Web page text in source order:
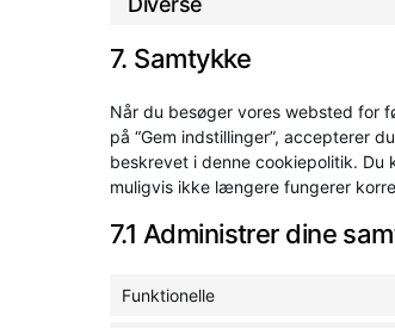
7. Samtykke
Når du besøger vores websted for
på “Gem indstillinger”, accepterer
beskrevet i denne cookiepolitik.
muligvis ikke længere fungerer
7.1 Administrer dine
Funktionelle